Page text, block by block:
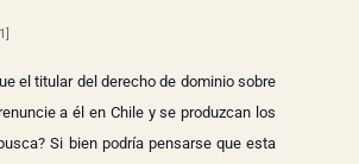
el titular del derecho de dominio sobre
a él en Chile y se produzcan los
Si bien podría pensarse que esta